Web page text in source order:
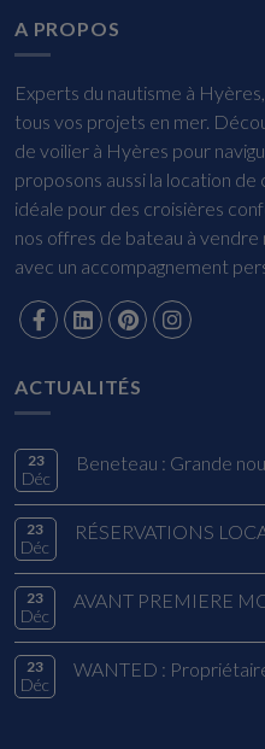
A PROPOS
Experts du nautisme à
tous vos projets en mer.
de voilier à Hyères pour
proposons aussi la location de
idéale pour des croisières
nos offres de bateau à
avec un accompagnement
ACTUALITÉS
23
Déc
Beneteau : Grande
23
Déc
23
Déc
23
Déc